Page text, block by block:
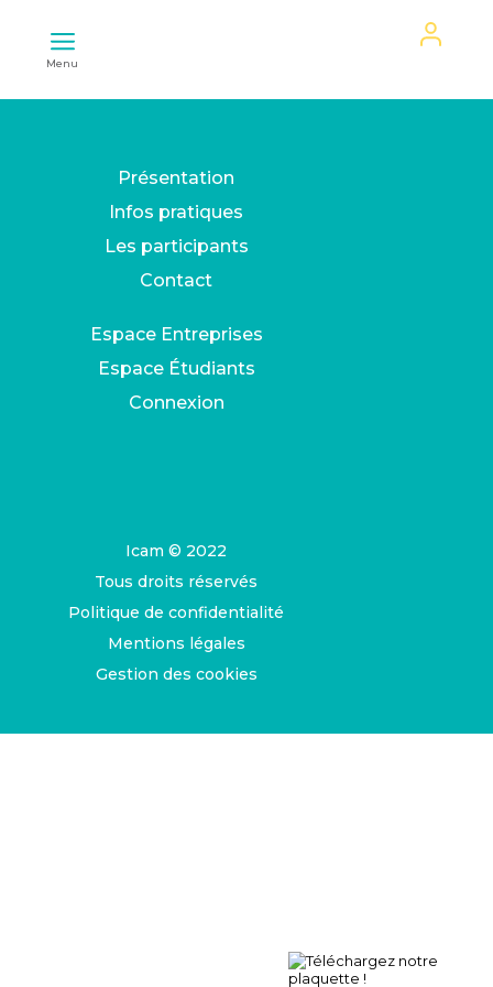
Menu
Présentation
Infos pratiques
Les participants
Contact
Espace Entreprises
Espace Étudiants
Connexion
Icam © 2022
Tous droits réservés
Politique de confidentialité
Mentions légales
Gestion des cookies